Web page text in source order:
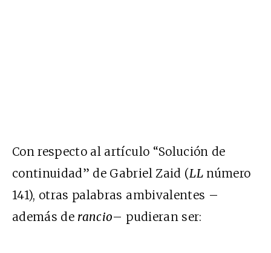
Con respecto al artículo “Solución de
continuidad” de Gabriel Zaid (LLnúmero
141), otras palabras ambivalentes –
además de rancio– pudieran ser: